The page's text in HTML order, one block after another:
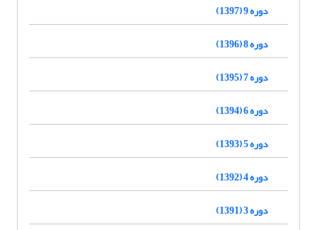
دوره 9 (1397)
دوره 8 (1396)
دوره 7 (1395)
دوره 6 (1394)
دوره 5 (1393)
دوره 4 (1392)
دوره 3 (1391)